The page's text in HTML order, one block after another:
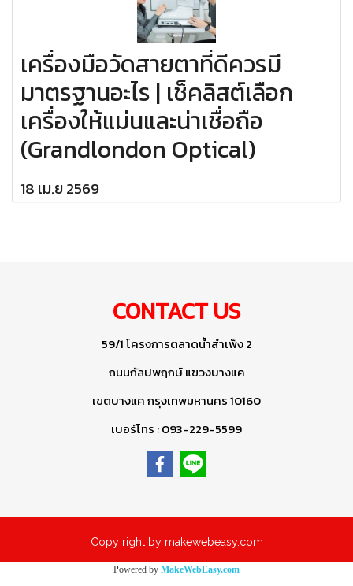
เครื่องมือวัดสายตาที่ดีควรมี
มาตรฐานอะไร | เช็คลิสต์เลือก
เครื่องให้แม่นและน่าเชื่อถือ
(Grandlondon Optical)
18 เม.ย 2569
CONTACT US
59/1 โครงการตลาดน้ำสำเพ็ง 2
ถนนกัลปพฤกษ์ แขวงบางแค
เขตบางแค กรุงเทพมหานคร 10160
เบอร์โทร : 093-229-5599
Copy right by makewebeasy.com
Powered by MakeWebEasy.com